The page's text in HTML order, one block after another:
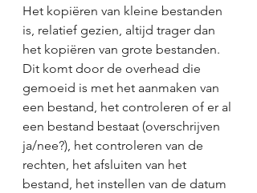
Het kopiëren van kleine bestanden
is, relatief gezien, altijd trager dan
het kopiëren van grote bestanden.
Dit komt door de overhead die
gemoeid is met het aanmaken van
een bestand, het controleren of er al
een bestand bestaat (overschrijven
ja/nee?), het controleren van de
rechten, het afsluiten van het
bestand, het instellen van de datum